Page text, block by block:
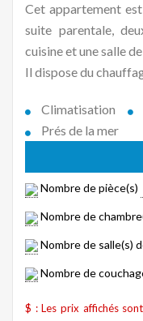
Cet appartement
suite parentale,
cuisine et une salle
Il dispose du
Climatisation
Prés de la mer
Nombre de pièce(s)
Nombre de
Nombre de salle(s)
Nombre de
$ : Les prix affichés